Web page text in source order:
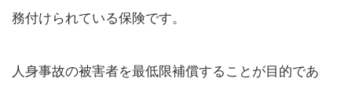
務付けられている保険です。
人身事故の被害者を最低限補償することが目的であ